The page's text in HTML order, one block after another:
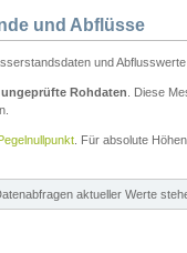
und Abflüsse
und
ungeprüfte Rohdaten . Diese
Pegelnullpunkt . Für absolute
aktueller Werte